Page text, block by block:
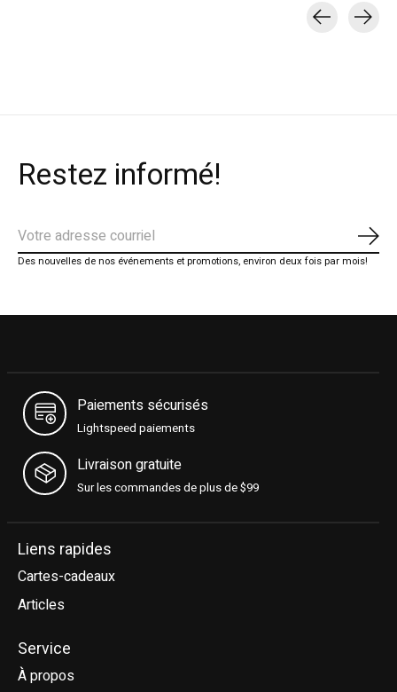
Restez informé!
Des nouvelles de nos événements et promotions, environ deux fois par mois!
Paiements sécurisés
Lightspeed paiements
Livraison gratuite
Sur les commandes de plus de $99
Liens rapides
Cartes-cadeaux
Articles
Service
À propos